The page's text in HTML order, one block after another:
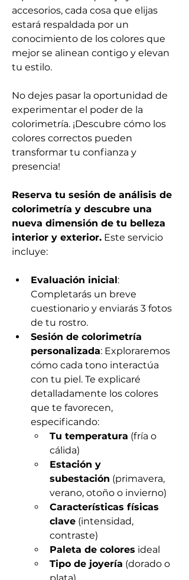
accesorios, cada cosa que elijas
estará respaldada por un
conocimiento de los colores que
mejor se alinean contigo y elevan
tu estilo.
No dejes pasar la oportunidad de
experimentar el poder de la
colorimetría. ¡Descubre cómo los
colores correctos pueden
transformar tu confianza y
presencia!
Reserva tu sesión de análisis de
colorimetría y descubre una
nueva dimensión de tu belleza
interior y exterior. Este servicio
incluye:
Evaluación inicial:
Completarás un breve
cuestionario y enviarás 3 fotos
de tu rostro.
Sesión de colorimetría
personalizada: Exploraremos
cómo cada tono interactúa
con tu piel. Te explicaré
detalladamente los colores
que te favorecen,
especificando:
Tu temperatura (fría o
cálida)
Estación y
subestación (primavera,
verano, otoño o invierno)
Características físicas
clave (intensidad,
contraste)
Paleta de colores ideal
Tipo de joyería (dorado o